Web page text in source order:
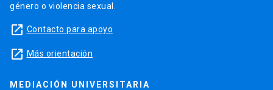
género o violencia sexual.
launch Contacto para apoyo
launch Más orientación
MEDIACIÓN UNIVERSITARIA